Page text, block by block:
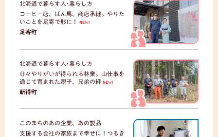
北海道で暮らす人･暮らし方
コーヒー店、ばん馬、商店承継。やりた
いことを足寄で形に！
NEW!
足寄町
北海道で暮らす人･暮らし方
日々やりがいが得られる林業。山仕事を
通じて育まれた親子、兄弟の絆 NEW!
新得町
このまちのあの企業、あの製品
支援する会社の家族まで幸せに！つるき